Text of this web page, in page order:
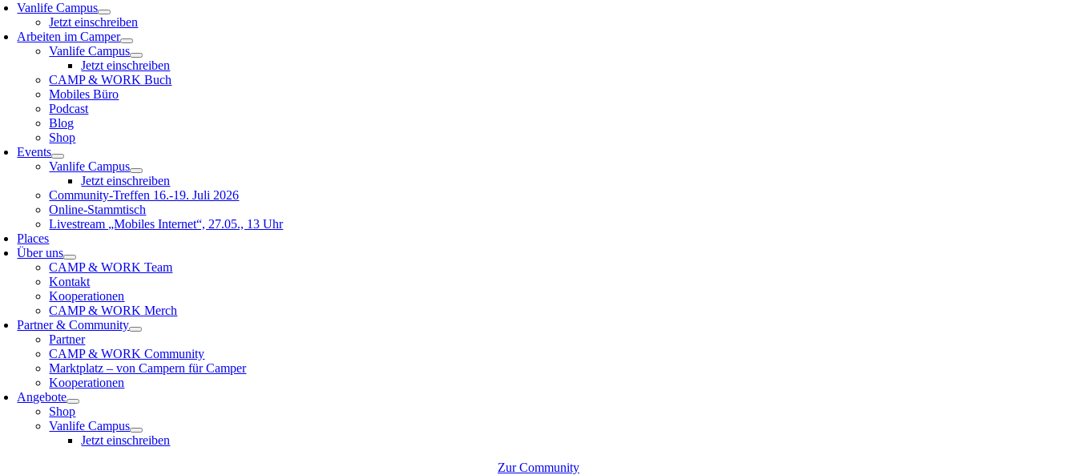
Vanlife Campus
Jetzt einschreiben
Arbeiten im Camper
Vanlife Campus
Jetzt einschreiben
CAMP & WORK Buch
Mobiles Büro
Podcast
Blog
Shop
Events
Vanlife Campus
Jetzt einschreiben
Community-Treffen 16.-19. Juli 2026
Online-Stammtisch
Livestream „Mobiles Internet“, 27.05., 13 Uhr
Places
Über uns
CAMP & WORK Team
Kontakt
Kooperationen
CAMP & WORK Merch
Partner & Community
Partner
CAMP & WORK Community
Marktplatz – von Campern für Camper
Kooperationen
Angebote
Shop
Vanlife Campus
Jetzt einschreiben
Zur Community